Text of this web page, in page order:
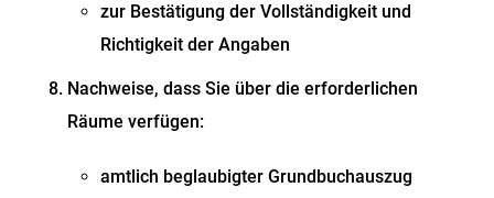
zur Bestätigung der Vollständigkeit und
Richtigkeit der Angaben
Nachweise, dass Sie über die erforderlichen
Räume verfügen:
amtlich beglaubigter Grundbuchauszug